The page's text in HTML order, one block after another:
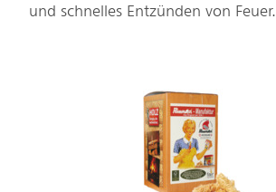
und schnelles Entzünden von Feuer.